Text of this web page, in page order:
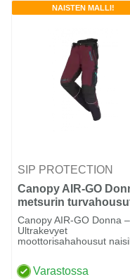
NAISTEN MALLI!
SIP PROTECTION
Canopy AIR-GO
metsurin
naisille
Canopy AIR-GO Donna –
Ultrakevyet
moottorisahahousut
Varastossa